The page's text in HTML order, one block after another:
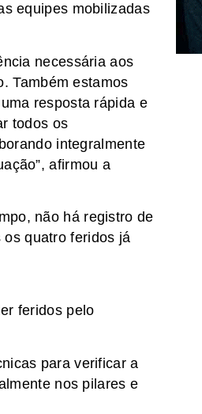
equipes mobilizadas
necessária aos
Também estamos
resposta rápida e
todos os
integralmente
afirmou a
não há registro de
quatro feridos já
feridos pelo
para verificar a
nos pilares e